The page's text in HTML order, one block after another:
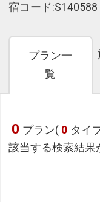
宿コード:S140588
プラン一
覧
0 プラン( 0 タイ
該当する検索結果